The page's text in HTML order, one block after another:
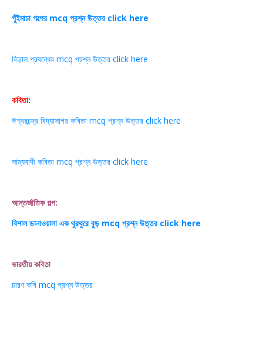
পুঁইমাচা গল্পের mcq প্রশ্ন উত্তর click here
বিড়াল প্রবন্ধের mcq প্রশ্ন উত্তর click here
কবিতা:
ঈশ্বরচন্দ্র বিদ্যাসাগর কবিতা mcq প্রশ্ন উত্তর click here
সাম্যবাদী কবিতা mcq প্রশ্ন উত্তর click here
আন্তর্জাতিক গল্প:
বিশাল ডানাওয়ালা এক থুরথুরে বুড় mcq প্রশ্ন উত্তর click here
ভারতীয় কবিতা
চারণ কবি mcq প্রশ্ন উত্তর